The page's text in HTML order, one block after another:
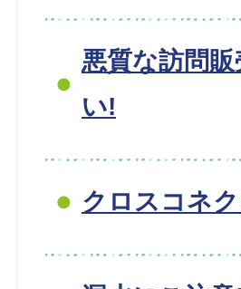
悪質な訪問
い!
クロスコネ